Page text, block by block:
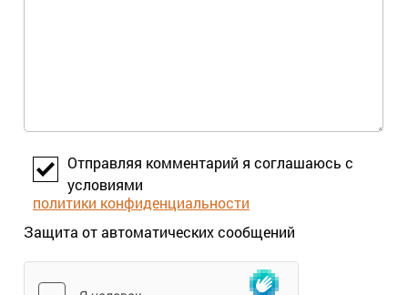
Отправляя комментарий я соглашаюсь с
условиями
политики конфиденциальности
Защита от автоматических сообщений